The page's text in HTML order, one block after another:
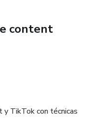
content
y TikTok con técnicas